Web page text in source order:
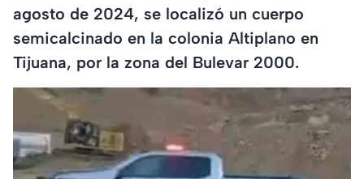
agosto de 2024, se localizó un cuerpo
semicalcinado en la colonia Altiplano en
Tijuana, por la zona del Bulevar 2000.